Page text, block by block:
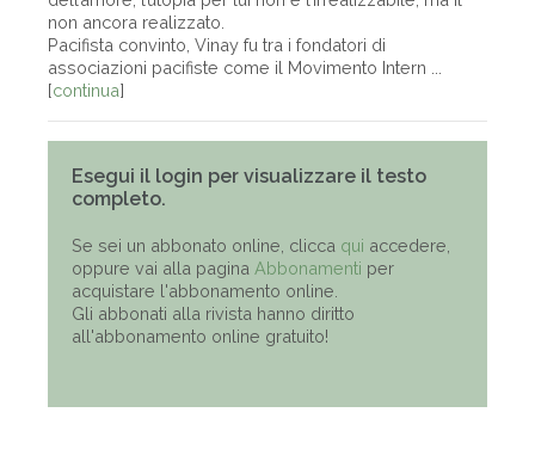
non ancora realizzato.
Pacifista convinto, Vinay fu tra i fondatori di
associazioni pacifiste come il Movimento Intern ...
[continua]
Esegui il login per visualizzare il testo
completo.
Se sei un abbonato online, clicca qui accedere,
oppure vai alla pagina Abbonamenti per
acquistare l'abbonamento online.
Gli abbonati alla rivista hanno diritto
all'abbonamento online gratuito!